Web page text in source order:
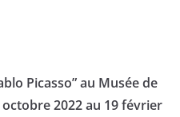
Picasso” au Musée de
2022 au 19 février